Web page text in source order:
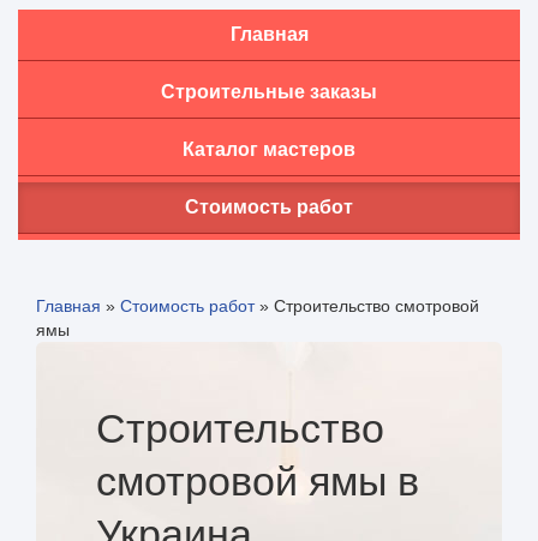
Главная
Строительные заказы
Каталог мастеров
Стоимость работ
Главная » Стоимость работ» Строительство смотровой
ямы
Строительство
смотровой ямы в